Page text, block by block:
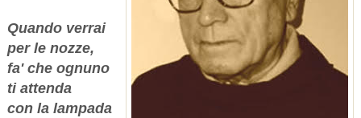
Quando verrai
per le nozze,
fa' che ognuno
ti attenda
con la lampada